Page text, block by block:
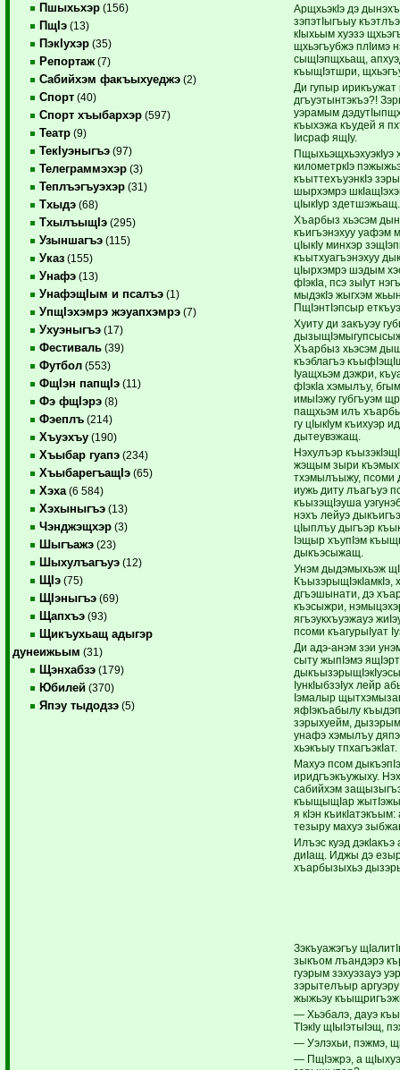
Пшыхьхэр (156)
ПщIэ (13)
ПэкIухэр (35)
Репортаж (7)
Сабийхэм факъыхуеджэ (2)
Спорт (40)
Спорт хъыбархэр (597)
Театр (9)
ТекIуэныгъэ (97)
Телеграммэхэр (3)
Теплъэгъуэхэр (31)
Тхыдэ (68)
ТхылъыщIэ (295)
Узыншагъэ (115)
Указ (155)
Унафэ (13)
УнафэщIым и псалъэ (1)
УпщIэхэмрэ жэуапхэмрэ (7)
Ухуэныгъэ (17)
Фестиваль (39)
Футбол (553)
ФщIэн папщIэ (11)
Фэ фщIэрэ (8)
Фэеплъ (214)
Хъуэхъу (190)
Хъыбар гуапэ (234)
ХъыбарегъащIэ (65)
Хэха (6 584)
Хэхыныгъэ (13)
Чэнджэщхэр (3)
Шыгъажэ (23)
Шыхулъагъуэ (12)
ЩIэ (75)
ЩIэныгъэ (69)
Щапхъэ (93)
Щикъухьащ адыгэр
дунеижьым (31)
Щэнхабзэ (179)
Юбилей (370)
Япэу тыдодзэ (5)
АрщхьэкIэ дэ
зэпэтIыгъыу
кIыхьым хуэзэ
щхьэгъубжэ плIимэ
сыщIэпщхьащ,
къыщIэтшри,
Ди гупыр
дгъуэтынтэкъэ?!
уэрамым
къыхэжа къудей я
Iисраф ящIу.
километркIэ
къыттехъуэнкIэ
шырхэмрэ
цIыкIур здетшэжьащ.
Хъарбыз хьэсэм
къигъэнэхуу уафэм
цIыкIу минхэр
къытхуагъэнэхуу
цIырхэмрэ шэдым
фIэкIа, псэ зыIут
мыдэкIэ жыгхэм
ПщIэнтIэпсыр
Хуиту ди закъуэу
Хъарбыз хьэсэм
къэблагъэ
Iуащхьэм дэжри,
фIэкIа хэмылъу,
имыIэжу губгъуэм
пащхьэм илъ
гу цIыкIум къихуэр
дытеувэжащ.
Нэхулъэр
жэщым зыри
тхэмылъыжу, псоми
иужь диту лъагъуэ
къызэщIэуша
нэхъ лейуэ
цIыплъу дыгъэр
Iэщыр хъупIэм
дыкъэсыжащ.
Унэм дыдэмыхьэж
КъызэрыщIэкIамкIэ,
дгъэшынати, дэ
къэсыжри,
ягъэукхъуэжауэ
псоми къагурыIуат
Ди адэ-анэм зэи
сыту жыпIэмэ
IункIыбзэIух лейр
Iэмалыр
яфIэкъабылу
зэрыхуейм,
унафэ хэмылъу
хьэкъыу тпхагъэкIат.
Махуэ псом
иридгъэкъужыху.
сабийхэм
къыщыщIар
я кIэн
тезыру махуэ
Илъэс куэд
диIащ. Иджы дэ
хъарбызыхьэ
Зэкъуажэгъу
зыкъом лъандэрэ
гуэрым зэхуэзауэ
зэрытелъыр
жыжьэу
— Хьэбалэ, дауэ
ТIэкIу щIыIэтыIэщ,
— Уэлэхьи, пэжмэ,
— ПщIэжрэ, а щIыхуэ